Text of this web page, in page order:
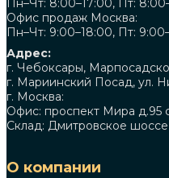
Пн–Чт: 8:00–17:00, Пт:
Офис продаж Москва:
Пн–Чт: 9:00–18:00, Пт:
Адрес:
г. Чебоксары,
г. Мариинский Посад, ул.
г. Москва:
Офис: проспект Мира д.95
Склад: Дмитровское шоссе
О компании